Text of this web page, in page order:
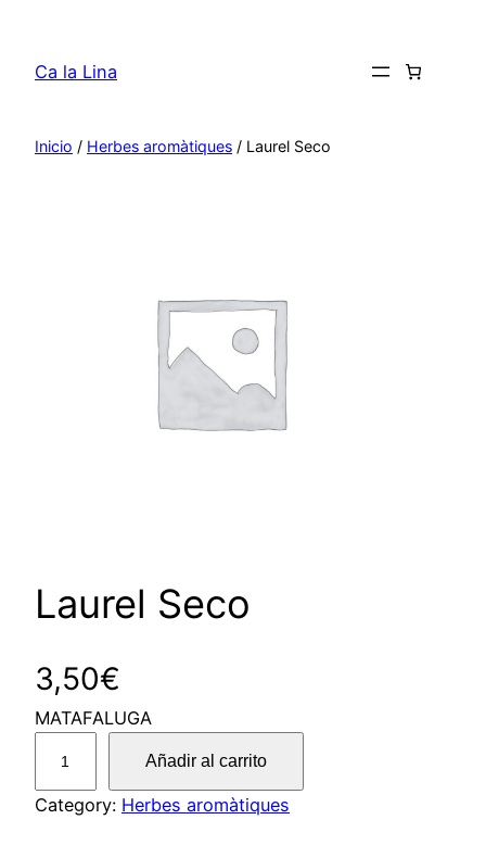
contenido
Ca la Lina
Inicio / Herbes aromàtiques / Laurel Seco
Laurel Seco
3,50€
MATAFALUGA
u
Añadir al carrito
Category: Herbes aromàtiques